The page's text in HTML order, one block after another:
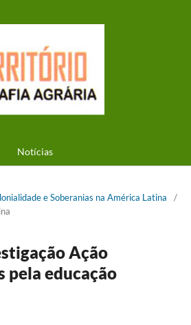
Notícias
e Soberanias na América Latina
/
Ação
pela educação